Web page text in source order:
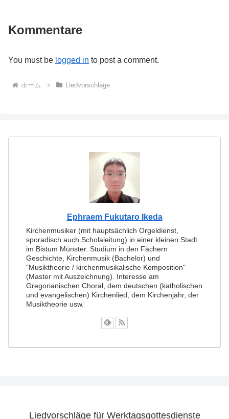
Kommentare
You must be logged in to post a comment.
ホーム Liedvorschläge
Ephraem Fukutaro Ikeda
Kirchenmusiker (mit hauptsächlich Orgeldienst,
sporadisch auch Scholaleitung) in einer kleinen Stadt
im Bistum Münster. Studium in den Fächern
Geschichte, Kirchenmusik (Bachelor) und
"Musiktheorie / kirchenmusikalische Komposition"
(Master mit Auszeichnung). Interesse am
Gregorianischen Choral, dem deutschen (katholischen
und evangelischen) Kirchenlied, dem Kirchenjahr, der
Musiktheorie usw.
Liedvorschläge für Werktagsgottesdienste